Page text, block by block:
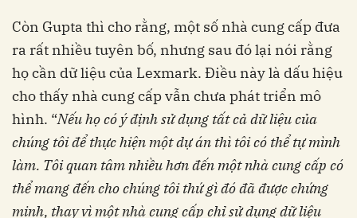
Còn Gupta thì cho rằng, một số nhà cung cấp đưa
ra rất nhiều tuyên bố, nhưng sau đó lại nói rằng
họ cần dữ liệu của Lexmark. Điều này là dấu hiệu
cho thấy nhà cung cấp vẫn chưa phát triển mô
hình. “Nếu họ có ý định sử dụng tất cả dữ liệu của
chúng tôi để thực hiện một dự án thì tôi có thể tự mình
làm. Tôi quan tâm nhiều hơn đến một nhà cung cấp có
thể mang đến cho chúng tôi thứ gì đó đã được chứng
minh, thay vì một nhà cung cấp chỉ sử dụng dữ liệu